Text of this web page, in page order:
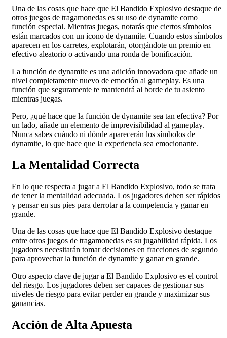
Una de las cosas que hace que El Bandido Explosivo destaque de
otros juegos de tragamonedas es su uso de dynamite como
función especial. Mientras juegas, notarás que ciertos símbolos
están marcados con un icono de dynamite. Cuando estos símbolos
aparecen en los carretes, explotarán, otorgándote un premio en
efectivo aleatorio o activando una ronda de bonificación.
La función de dynamite es una adición innovadora que añade un
nivel completamente nuevo de emoción al gameplay. Es una
función que seguramente te mantendrá al borde de tu asiento
mientras juegas.
Pero, ¿qué hace que la función de dynamite sea tan efectiva? Por
un lado, añade un elemento de imprevisibilidad al gameplay.
Nunca sabes cuándo ni dónde aparecerán los símbolos de
dynamite, lo que hace que la experiencia sea emocionante.
La Mentalidad Correcta
En lo que respecta a jugar a El Bandido Explosivo, todo se trata
de tener la mentalidad adecuada. Los jugadores deben ser rápidos
y pensar en sus pies para derrotar a la competencia y ganar en
grande.
Una de las cosas que hace que El Bandido Explosivo destaque
entre otros juegos de tragamonedas es su jugabilidad rápida. Los
jugadores necesitarán tomar decisiones en fracciones de segundo
para aprovechar la función de dynamite y ganar en grande.
Otro aspecto clave de jugar a El Bandido Explosivo es el control
del riesgo. Los jugadores deben ser capaces de gestionar sus
niveles de riesgo para evitar perder en grande y maximizar sus
ganancias.
Acción de Alta Apuesta